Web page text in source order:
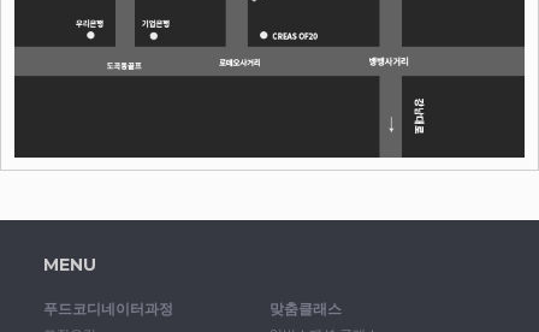
MENU
푸드코디네이터과정 맞춤클래스